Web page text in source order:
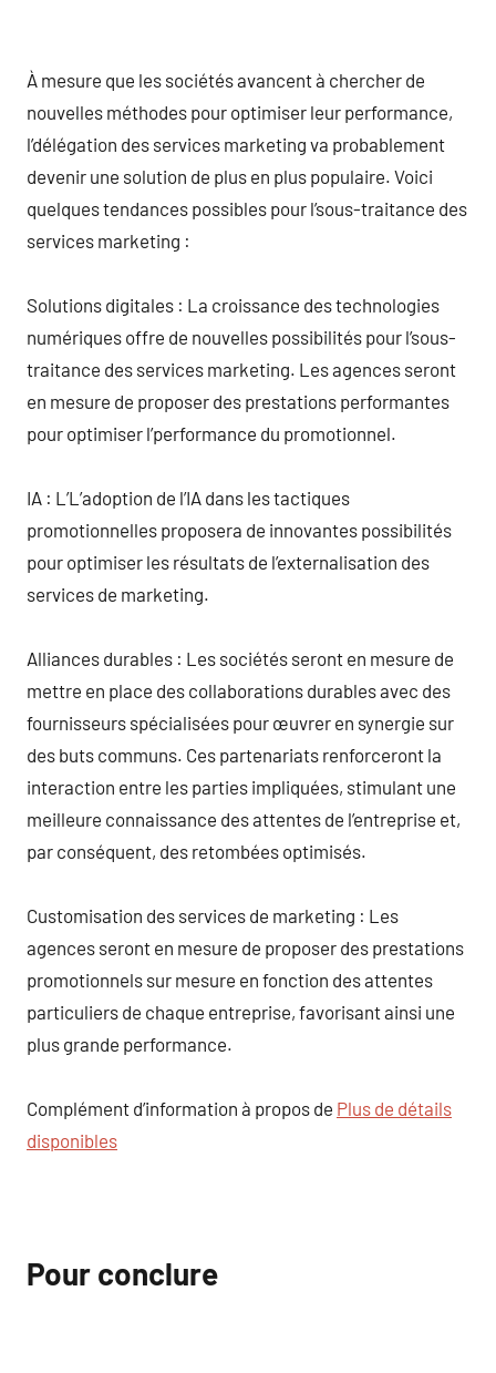
À mesure que les sociétés avancent à chercher de
nouvelles méthodes pour optimiser leur performance,
l’délégation des services marketing va probablement
devenir une solution de plus en plus populaire. Voici
quelques tendances possibles pour l’sous-traitance des
services marketing :
Solutions digitales : La croissance des technologies
numériques offre de nouvelles possibilités pour l’sous-
traitance des services marketing. Les agences seront
en mesure de proposer des prestations performantes
pour optimiser l’performance du promotionnel.
IA : L’L’adoption de l’IA dans les tactiques
promotionnelles proposera de innovantes possibilités
pour optimiser les résultats de l’externalisation des
services de marketing.
Alliances durables : Les sociétés seront en mesure de
mettre en place des collaborations durables avec des
fournisseurs spécialisées pour œuvrer en synergie sur
des buts communs. Ces partenariats renforceront la
interaction entre les parties impliquées, stimulant une
meilleure connaissance des attentes de l’entreprise et,
par conséquent, des retombées optimisés.
Customisation des services de marketing : Les
agences seront en mesure de proposer des prestations
promotionnels sur mesure en fonction des attentes
particuliers de chaque entreprise, favorisant ainsi une
plus grande performance.
Complément d’information à propos de Plus de détails
disponibles
Pour conclure